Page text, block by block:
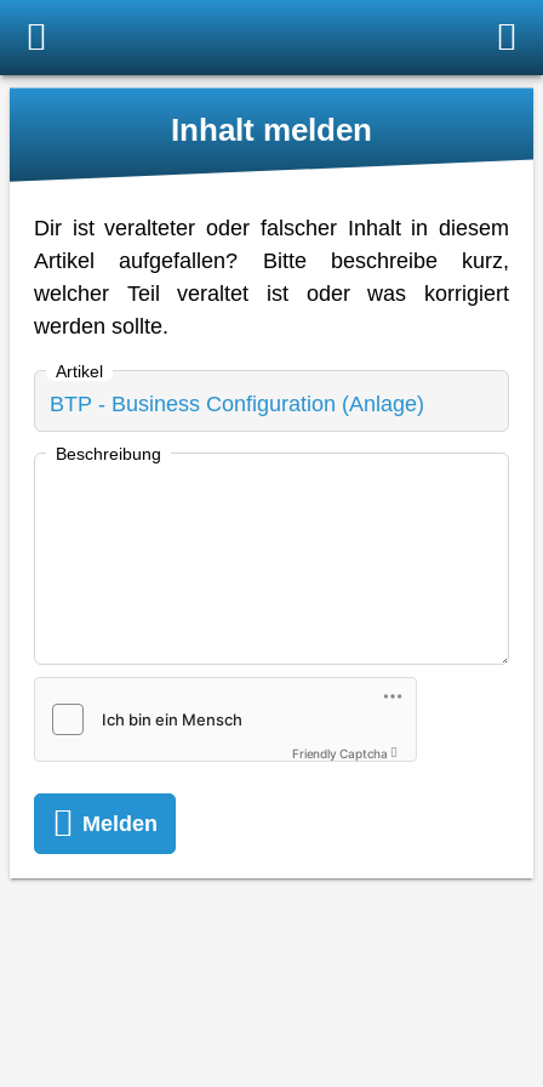
Inhalt melden
Dir ist veralteter oder falscher Inhalt in diesem
Artikel aufgefallen? Bitte beschreibe kurz,
welcher Teil veraltet ist oder was korrigiert
werden sollte.
Artikel
Beschreibung
Friendly Captcha
Melden